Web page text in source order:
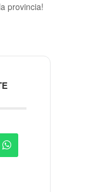
provincia!